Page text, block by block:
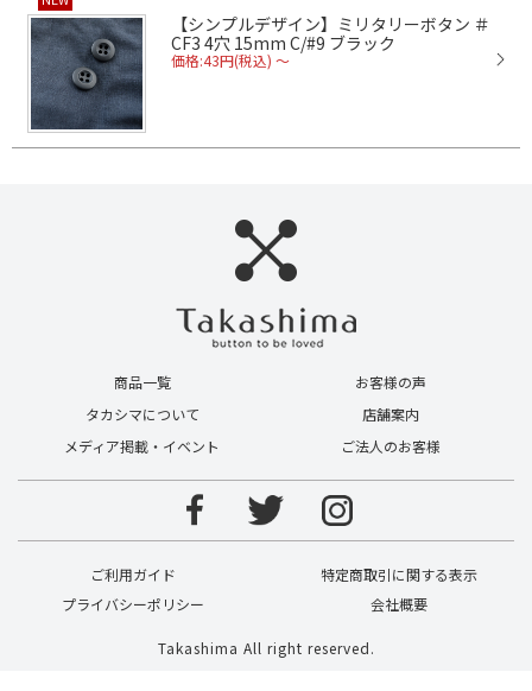
【シンプルデザイン】ミリタリーボタン ＃
CF3 4穴 15mm C/#9 ブラック
価格:43円(税込) ～
商品一覧
お客様の声
タカシマについて
店舗案内
メディア掲載・イベント
ご法人のお客様
ご利用ガイド
特定商取引に関する表示
プライバシーポリシー
会社概要
Takashima All right reserved.